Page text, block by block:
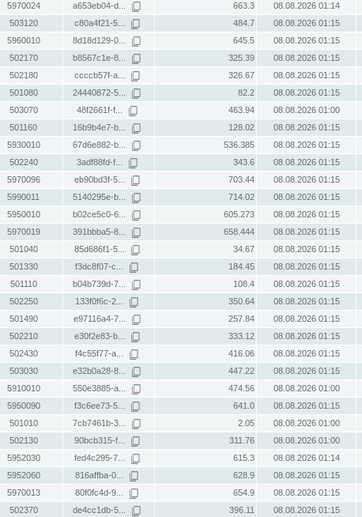
5970024 a653eb04-d... 663.3
08.08.2026 01:14
503120 c80a4f21-5... 484.7
08.08.2026 01:15
5960010 8d18d129-0... 645.5
08.08.2026 01:15
502170 b8567c1e-8... 325.39
08.08.2026 01:15
502180 ccccb57f-a... 326.67
08.08.2026 01:15
501080 24440872-5... 82.2
08.08.2026 01:15
503070 48f2661f-f... 463.94
08.08.2026 01:00
501160 16b9b4e7-b... 128.02
08.08.2026 01:15
5930010 67d6e882-b... 536.385
08.08.2026 01:15
502240 3adf88fd-f... 343.6
08.08.2026 01:15
5970096 eb90bd3f-5... 703.44
08.08.2026 01:15
5990011 5140295e-b... 714.02
08.08.2026 01:15
5950010 b02ce5c0-6... 605.273
08.08.2026 01:15
5970019 391bbba5-8... 658.444
08.08.2026 01:15
501040 85d686f1-5... 34.67
08.08.2026 01:15
501330 f3dc8f07-c... 184.45
08.08.2026 01:15
501110 b04b739d-7... 108.4
08.08.2026 01:15
502250 133f0f6c-2... 350.64
08.08.2026 01:15
501490 e97116a4-7... 257.84
08.08.2026 01:15
502210 e30f2e83-b... 333.12
08.08.2026 01:15
502430 f4c55f77-a... 416.06
08.08.2026 01:15
503030 e32b0a28-8... 447.22
08.08.2026 01:15
5910010 550e3885-a... 474.56
08.08.2026 01:00
5950090 f3c6ee73-5... 641.0
08.08.2026 01:15
501010 7cb7461b-3... 2.05
08.08.2026 01:00
502130 90bcb315-f... 311.76
08.08.2026 01:00
5952030 fed4c295-7... 615.3
08.08.2026 01:14
5952060 816affba-0... 628.9
08.08.2026 01:15
5970013 80f0fc4d-9... 654.9
08.08.2026 01:15
502370 de4cc1db-5... 396.11 08.08.2026 01:15